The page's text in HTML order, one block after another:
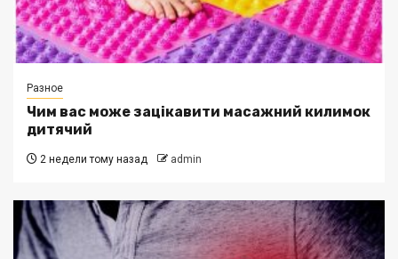
Разное
Чим вас може зацікавити масажний килимок
дитячий
2 недели тому назад admin